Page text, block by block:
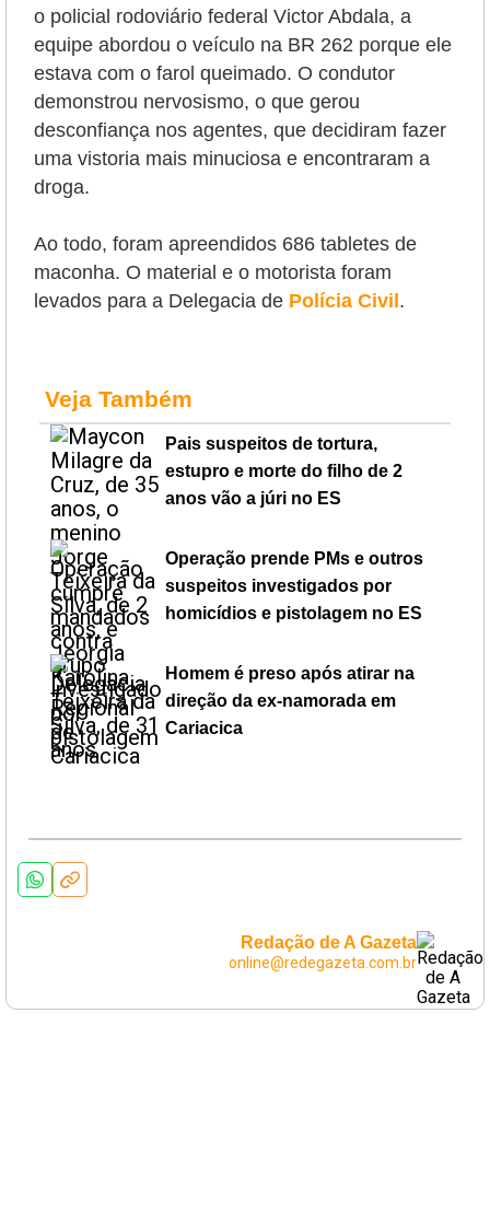
o policial rodoviário federal Victor Abdala, a
equipe abordou o veículo na BR 262 porque ele
estava com o farol queimado. O condutor
demonstrou nervosismo, o que gerou
desconfiança nos agentes, que decidiram fazer
uma vistoria mais minuciosa e encontraram a
droga.
Ao todo, foram apreendidos 686 tabletes de
maconha. O material e o motorista foram
levados para a Delegacia de Polícia Civil .
Veja Também
Pais suspeitos de tortura,
estupro e morte do filho de 2
anos vão a júri no ES
Operação prende PMs e outros
suspeitos investigados por
homicídios e pistolagem no ES
Homem é preso após atirar na
direção da ex-namorada em
Cariacica
Redação de A Gazeta
online@redegazeta.com.br